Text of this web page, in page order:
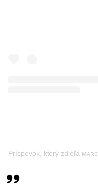
Príspevok, ktorý zdieľa